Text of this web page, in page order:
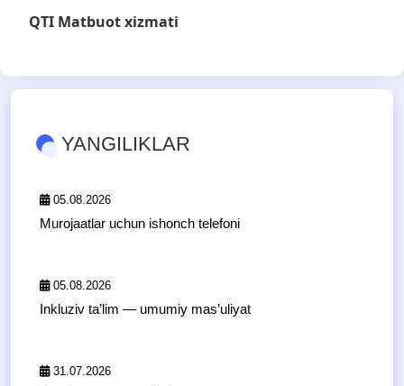
QTI Matbuot xizmati
YANGILIKLAR
05.08.2026
Murojaatlar uchun ishonch telefoni
05.08.2026
Inkluziv ta’lim — umumiy mas’uliyat
31.07.2026